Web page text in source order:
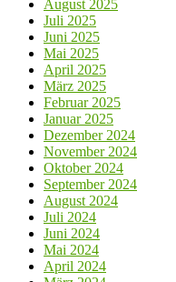
August 2025
Juli 2025
Juni 2025
Mai 2025
April 2025
März 2025
Februar 2025
Januar 2025
Dezember 2024
November 2024
Oktober 2024
September 2024
August 2024
Juli 2024
Juni 2024
Mai 2024
April 2024